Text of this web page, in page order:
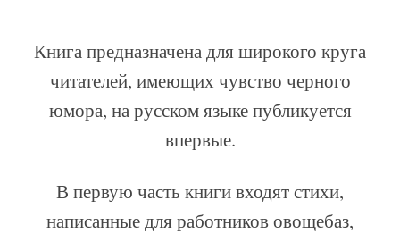
Книга предназначена для широкого круга
читателей, имеющих чувство черного
юмора, на русском языке публикуется
впервые.
В первую часть книги входят стихи,
написанные для работников овощебаз,